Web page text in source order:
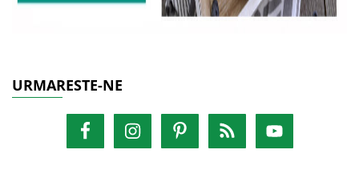
URMARESTE-NE